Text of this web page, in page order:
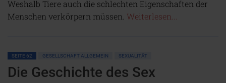
Weshalb Tiere auch die schlechten Eigenschaften der
Menschen verkörpern müssen. Weiterlesen...
SEITE 62 GESELLSCHAFT ALLGEMEIN SEXUALITÄT
Die Geschichte des Sex